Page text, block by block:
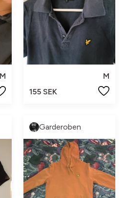
M
155 SEK
Garderoben